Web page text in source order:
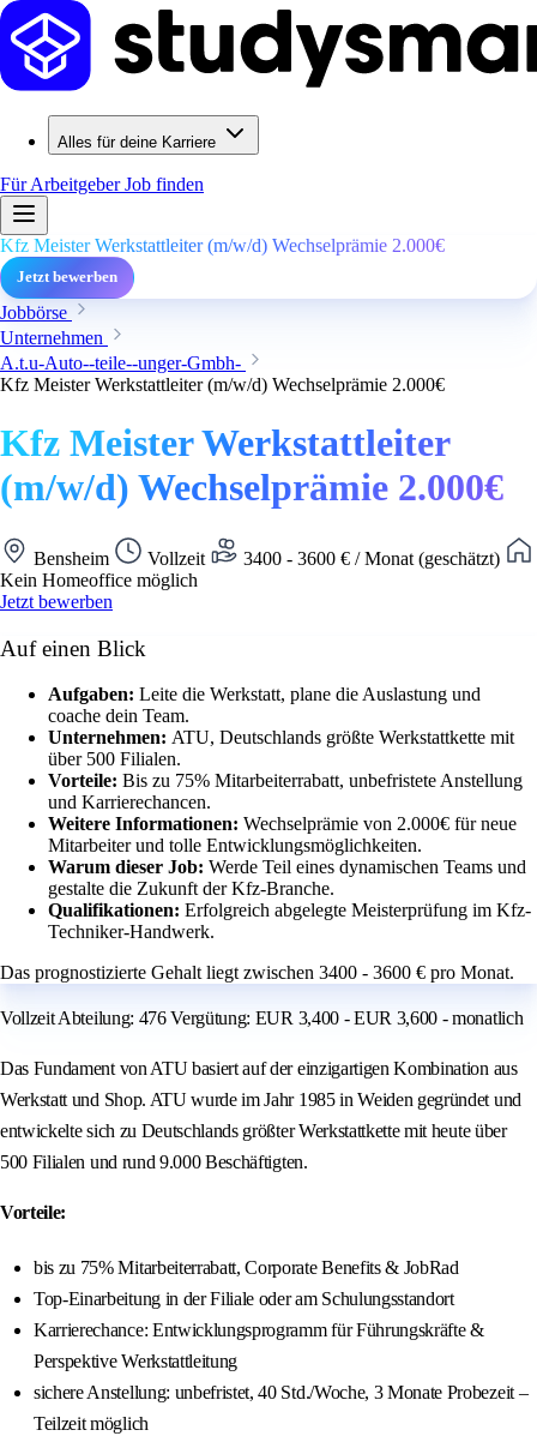
Alles für deine Karriere
Für ArbeitgeberJob finden
Kfz Meister Werkstattleiter (m/w/d) Wechselprämie 2.000€
Jetzt bewerben
Jobbörse
Unternehmen
A.t.u-Auto--teile--unger-Gmbh-
Kfz Meister Werkstattleiter (m/w/d) Wechselprämie 2.000€
Kfz Meister Werkstattleiter
(m/w/d) Wechselprämie 2.000€
Bensheim Vollzeit
3400 - 3600 € / Monat (geschätzt)
Kein Homeoffice möglich
Jetzt bewerben
Auf einen Blick
Aufgaben: Leite die Werkstatt, plane die Auslastung und
coache dein Team.
Unternehmen: ATU, Deutschlands größte Werkstattkette mit
über 500 Filialen.
Vorteile: Bis zu 75% Mitarbeiterrabatt, unbefristete Anstellung
und Karrierechancen.
Weitere Informationen: Wechselprämie von 2.000€ für neue
Mitarbeiter und tolle Entwicklungsmöglichkeiten.
Warum dieser Job: Werde Teil eines dynamischen Teams und
gestalte die Zukunft der Kfz-Branche.
Qualifikationen: Erfolgreich abgelegte Meisterprüfung im Kfz-
Techniker-Handwerk.
Das prognostizierte Gehalt liegt zwischen 3400 - 3600 € pro Monat.
Vollzeit Abteilung: 476 Vergütung: EUR 3,400 - EUR 3,600 - monatlich
Das Fundament von ATU basiert auf der einzigartigen Kombination aus
Werkstatt und Shop. ATU wurde im Jahr 1985 in Weiden gegründet und
entwickelte sich zu Deutschlands größter Werkstattkette mit heute über
500 Filialen und rund 9.000 Beschäftigten.
Vorteile:
bis zu 75% Mitarbeiterrabatt, Corporate Benefits & JobRad
Top-Einarbeitung in der Filiale oder am Schulungsstandort
Karrierechance: Entwicklungsprogramm für Führungskräfte &
Perspektive Werkstattleitung
sichere Anstellung: unbefristet, 40 Std./Woche, 3 Monate Probezeit –
Teilzeit möglich